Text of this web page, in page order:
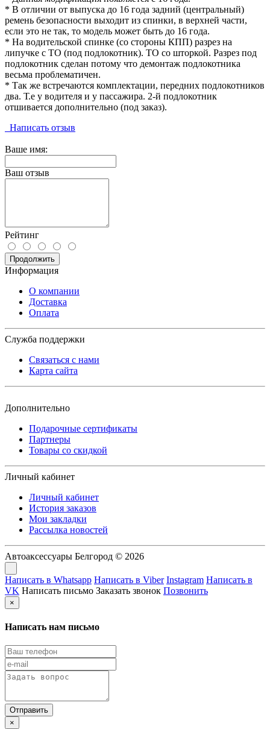
* В отличии от выпуска до 16 года задний (центральный)
ремень безопасности выходит из спинки, в верхней части,
если это не так, то модель может быть до 16 года.
* На водительской спинке (со стороны КПП) разрез на
липучке с ТО (под подлокотник). ТО со шторкой. Разрез под
подлокотник сделан потому что демонтаж подлокотника
весьма проблематичен.
* Так же встречаются комплектации, передних подлокотников
два. Т.е у водителя и у пассажира. 2-й подлокотник
отшивается дополнительно (под заказ).
Написать отзыв
Ваше имя:
Ваш отзыв
Рейтинг
Продолжить
Информация
О компании
Доставка
Оплата
Служба поддержки
Связаться с нами
Карта сайта
Дополнительно
Подарочные сертификаты
Партнеры
Товары со скидкой
Личный кабинет
Личный кабинет
История заказов
Мои закладки
Рассылка новостей
Автоаксессуары Белгород © 2026
Написать в Whatsapp Написать в Viber Instagram Написать в
VK Написать письмо Заказать звонок Позвонить
×
Написать нам письмо
×